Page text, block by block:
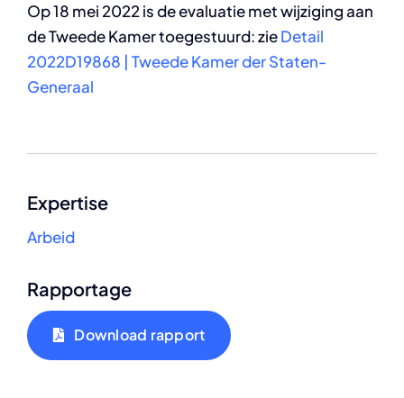
Op 18 mei 2022 is de evaluatie met wijziging aan
de Tweede Kamer toegestuurd: zieDetail
2022D19868 | Tweede Kamer der Staten-
Generaal
Expertise
Arbeid
Rapportage
Download rapport